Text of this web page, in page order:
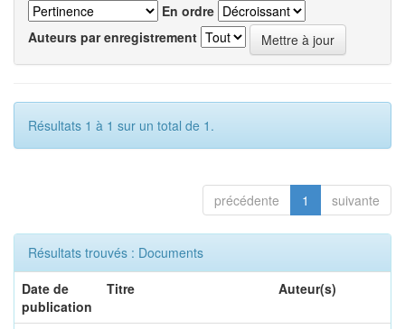
En ordre
Auteurs par enregistrement
Résultats 1 à 1 sur un total de 1.
précédente 1 suivante
Résultats trouvés : Documents
Date de
publication
Titre Auteur(s)